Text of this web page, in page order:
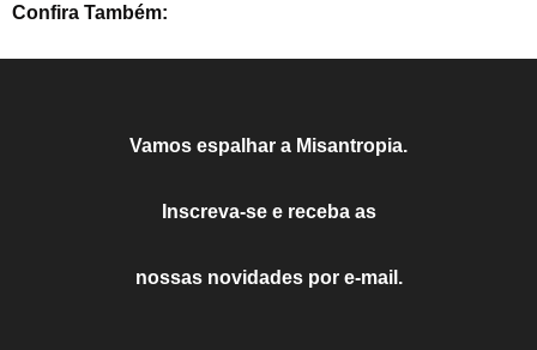
Confira Também:
Vamos espalhar a Misantropia.
Inscreva-se e receba as
nossas novidades por e-mail.